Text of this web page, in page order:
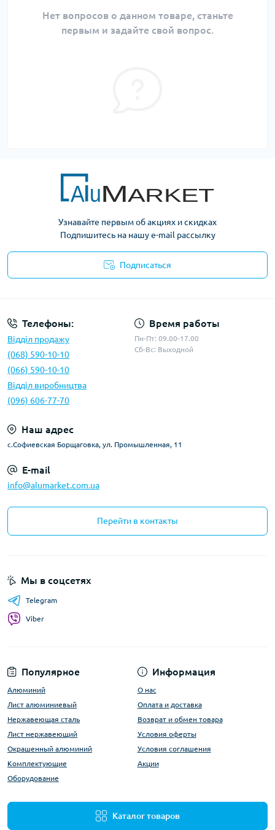
Нет вопросов о данном товаре, станьте
первым и задайте свой вопрос.
Узнавайте первым об акциях и скидках
Подпишитесь на нашу e-mail рассылку
Подписаться
Телефоны:
Відділ продажу
(068) 590-10-10
(066) 590-10-10
Відділ виробництва
(096) 606-77-70
Время работы
Пн-Пт: 09.00-17.00
Сб-Вс: Выходной
Наш адрес
с.Софиевская Борщаговка, ул. Промышленная, 11
E-mail
info@alumarket.com.ua
Перейти в контакты
Популярное
Алюминий
Лист алюминиевый
Нержавеющая сталь
Лист нержавеющий
Окрашенный алюминий
Комплектующие
Оборудование
Информация
О нас
Оплата и доставка
Возврат и обмен товара
Условия оферты
Условия соглашения
Акции
Каталог товаров
Мы в соцсетях
Telegram
Viber